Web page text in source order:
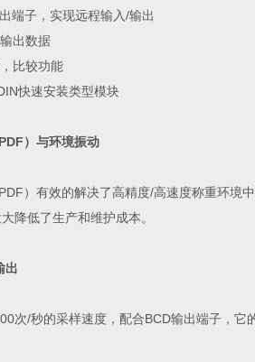
端子，实现远程输入/输出
出数据
比较功能
快速安装类型模块
）与环境振动
）有效的解决了高精度/高速度称重环境
降低了生产和维护成本。
出
次/秒的采样速度，配合BCD输出端子，它